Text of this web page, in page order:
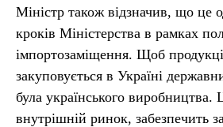
Міністр також відзначив, що це
кроків Міністерства в рамках
імпортозаміщення. Щоб
закуповується в Україні
була українського виробництва.
внутрішній ринок, забезпечить